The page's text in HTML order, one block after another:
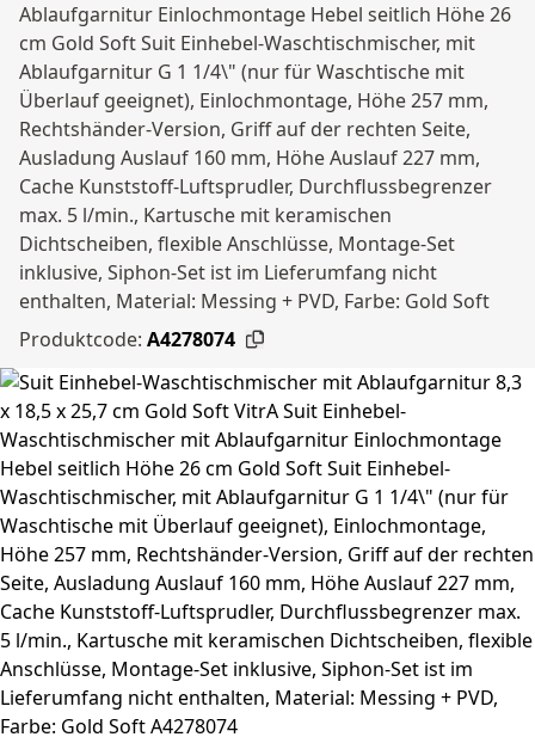
Ablaufgarnitur Einlochmontage Hebel seitlich Höhe 26
cm Gold Soft Suit Einhebel-Waschtischmischer, mit
Ablaufgarnitur G 1 1/4\" (nur für Waschtische mit
Überlauf geeignet), Einlochmontage, Höhe 257 mm,
Rechtshänder-Version, Griff auf der rechten Seite,
Ausladung Auslauf 160 mm, Höhe Auslauf 227 mm,
Cache Kunststoff-Luftsprudler, Durchflussbegrenzer
max. 5 l/min., Kartusche mit keramischen
Dichtscheiben, flexible Anschlüsse, Montage-Set
inklusive, Siphon-Set ist im Lieferumfang nicht
enthalten, Material: Messing + PVD, Farbe: Gold Soft
Produktcode: A4278074